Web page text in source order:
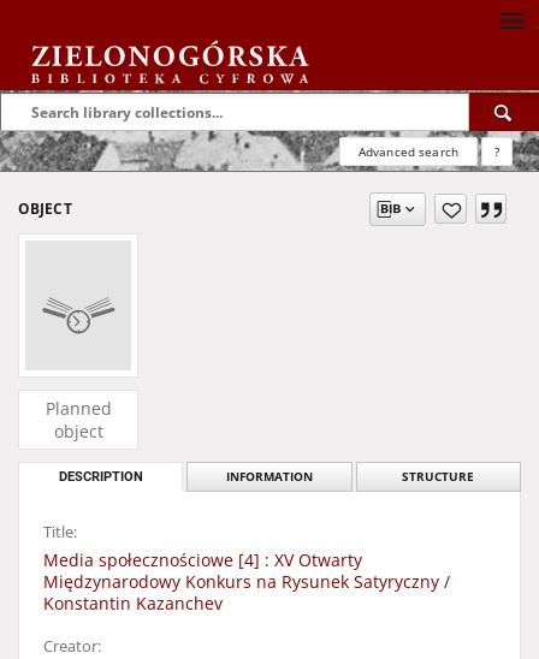
Advanced search ?
OBJECT
Planned
object
DESCRIPTION INFORMATION STRUCTURE
Title:
Media społecznościowe [4] : XV Otwarty
Międzynarodowy Konkurs na Rysunek Satyryczny /
Konstantin Kazanchev
Creator: